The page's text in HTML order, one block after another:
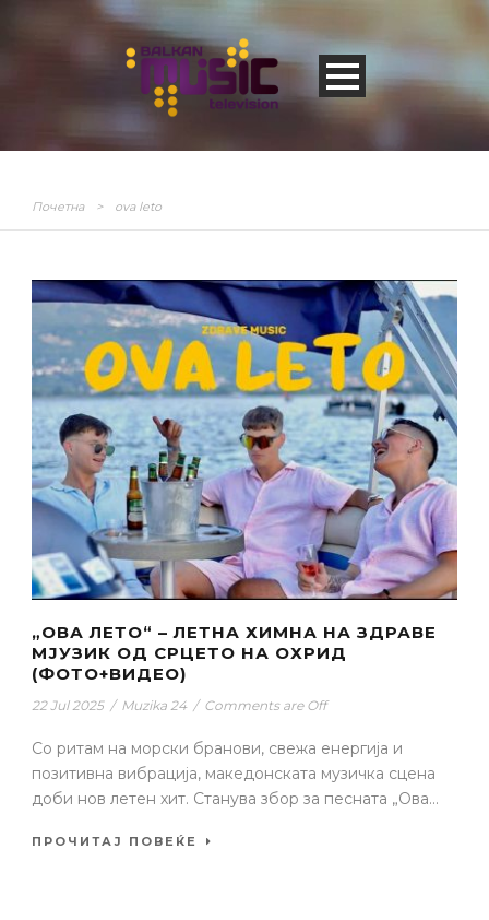
Почетна > ova leto
„ОВА ЛЕТО“ – ЛЕТНА ХИМНА НА ЗДРАВЕ
МЈУЗИК ОД СРЦЕТО НА ОХРИД
(ФОТО+ВИДЕО)
22 Jul 2025 / Muzika 24 / Comments are Off
Со ритам на морски бранови, свежа енергија и
позитивна вибрација, македонската музичка сцена
доби нов летен хит. Станува збор за песната „Ова...
ПРОЧИТАЈ ПОВЕЌЕ